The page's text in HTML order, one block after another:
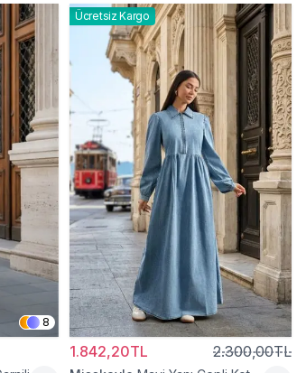
8
Ücretsiz Kargo
1.842,20TL 2.300,00TL